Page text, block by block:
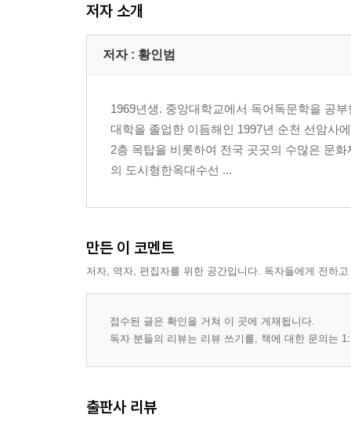
저자 소개
저자 : 황인범
1969년생. 중앙대학교에서 독어독문학을 공
대학을 졸업한 이듬해인 1997년 순천 선암사
2층 목탑을 비롯하여 전국 곳곳의 수많은 문
의 도시형한옥대수선 ...
만든 이 코멘트
저자, 역자, 편집자를 위한 공간입니다. 독자들에게 전하
접수된 글은 확인을 거쳐 이 곳에 게재됩니다.
독자 분들의 리뷰는 리뷰 쓰기를, 책에 대한 문의는
출판사 리뷰